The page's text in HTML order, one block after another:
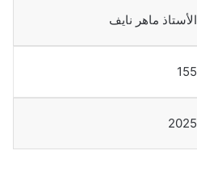
الأستاذ ماهر نايف
155
2025